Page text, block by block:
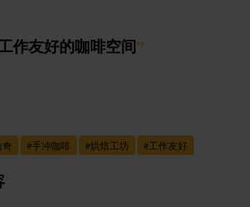
作友好的咖啡空间”
奇 #手冲咖啡 #烘焙工坊 #工作友好